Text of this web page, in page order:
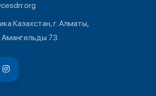
Казахстан, г. Алматы,
Амангельды 73